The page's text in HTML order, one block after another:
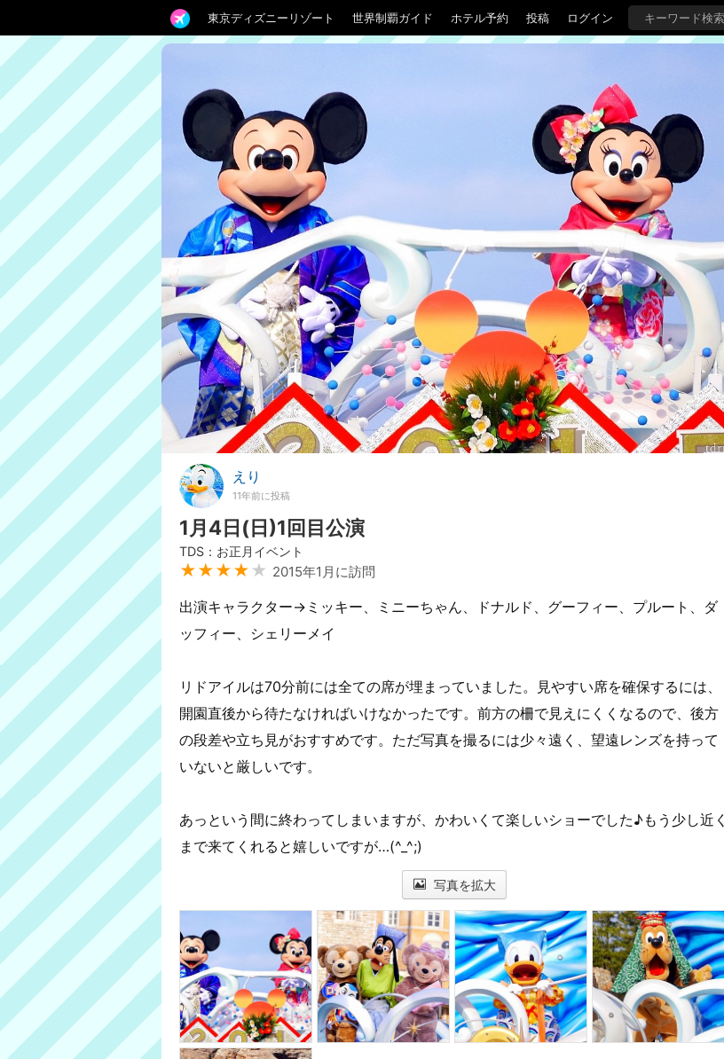
東京ディズニーリゾート 世界制覇ガイド ホテル予約 投稿 ログイン
えり
11年前に投稿
1月4日(日)1回目公演
TDS：お正月イベント
★★★★ ★ 2015年1月に訪問
出演キャラクター→ミッキー、ミニーちゃん、ドナルド、グーフィー、プルート、ダ
ッフィー、シェリーメイ
リドアイルは70分前には全ての席が埋まっていました。見やすい席を確保するには、
開園直後から待たなければいけなかったです。前方の柵で見えにくくなるので、後方
の段差や立ち見がおすすめです。ただ写真を撮るには少々遠く、望遠レンズを持って
いないと厳しいです。
あっという間に終わってしまいますが、かわいくて楽しいショーでした♪もう少し近く
まで来てくれると嬉しいですが…(^_^;)
写真を拡大